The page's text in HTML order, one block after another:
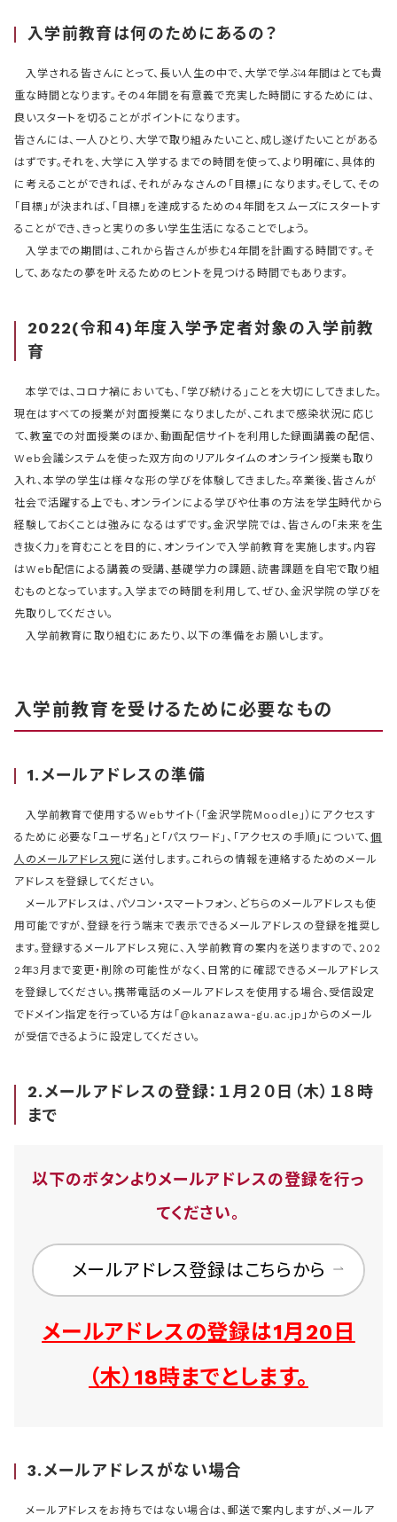
入学前教育は何のためにあるの？
入学される皆さんにとって、長い人生の中で、大学で学ぶ4年間はとても貴
重な時間となります。その4年間を有意義で充実した時間にするためには、
良いスタートを切ることがポイントになります。
皆さんには、一人ひとり、大学で取り組みたいこと、成し遂げたいことがある
はずです。それを、大学に入学するまでの時間を使って、より明確に、具体的
に考えることができれば、それがみなさんの「目標」になります。そして、その
「目標」が決まれば、「目標」を達成するための4年間をスムーズにスタートす
ることができ、きっと実りの多い学生生活になることでしょう。
入学までの期間は、これから皆さんが歩む4年間を計画する時間です。そ
して、あなたの夢を叶えるためのヒントを見つける時間でもあります。
2022(令和4)年度入学予定者対象の入学前教
育
本学では、コロナ禍においても、「学び続ける」ことを大切にしてきました。
現在はすべての授業が対面授業になりましたが、これまで感染状況に応じ
て、教室での対面授業のほか、動画配信サイトを利用した録画講義の配信、
Web会議システムを使った双方向のリアルタイムのオンライン授業も取り
入れ、本学の学生は様々な形の学びを体験してきました。卒業後、皆さんが
社会で活躍する上でも、オンラインによる学びや仕事の方法を学生時代から
経験しておくことは強みになるはずです。金沢学院では、皆さんの「未来を生
き抜く力」を育むことを目的に、オンラインで入学前教育を実施します。内容
はWeb配信による講義の受講、基礎学力の課題、読書課題を自宅で取り組
むものとなっています。入学までの時間を利用して、ぜひ、金沢学院の学びを
先取りしてください。
入学前教育に取り組むにあたり、以下の準備をお願いします。
入学前教育を受けるために必要なもの
1.メールアドレスの準備
入学前教育で使用するWebサイト（「金沢学院Moodle」）にアクセスす
るために必要な「ユーザ名」と「パスワード」、「アクセスの手順」について、個
人のメールアドレス宛に送付します。これらの情報を連絡するためのメール
アドレスを登録してください。
メールアドレスは、パソコン・スマートフォン、どちらのメールアドレスも使
用可能ですが、登録を行う端末で表示できるメールアドレスの登録を推奨し
ます。登録するメールアドレス宛に、入学前教育の案内を送りますので、202
2年3月まで変更・削除の可能性がなく、日常的に確認できるメールアドレス
を登録してください。携帯電話のメールアドレスを使用する場合、受信設定
でドメイン指定を行っている方は「@kanazawa-gu.ac.jp」からのメール
が受信できるように設定してください。
2.メールアドレスの登録：１月２０日（木）１８時
まで
以下のボタンよりメールアドレスの登録を行っ
てください。
メールアドレス登録はこちらから
メールアドレスの登録は1月20日
（木）18時までとします。
3.メールアドレスがない場合
メールアドレスをお持ちではない場合は、郵送で案内しますが、メールア